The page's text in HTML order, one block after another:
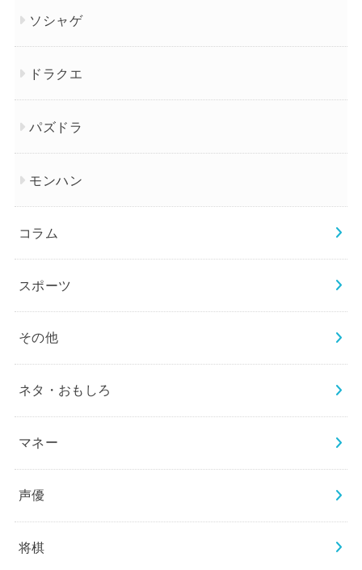
ソシャゲ
ドラクエ
パズドラ
モンハン
コラム
スポーツ
その他
ネタ・おもしろ
マネー
声優
将棋